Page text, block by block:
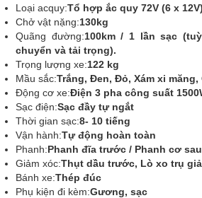
Loại acquy:Tổ hợp ắc quy 72V (6 x
Chở vật nặng:130kg
Quãng đường:100km / 1 lần sạc
chuyển và tải trọng).
Trọng lượng xe:122 kg
Mầu sắc:Trắng, Đen, Đỏ, Xám xi măng,
Động cơ xe:Điện 3 pha công suất
Sạc điện:Sạc đầy tự ngắt
Thời gian sạc:8- 10 tiếng
Vận hành:Tự động hoàn toàn
Phanh:Phanh đĩa trước / Phanh cơ sau
Giảm xóc:Thụt dầu trước, Lò xo trụ
Bánh xe:Thép đúc
Phụ kiện đi kèm:Gương, sạc